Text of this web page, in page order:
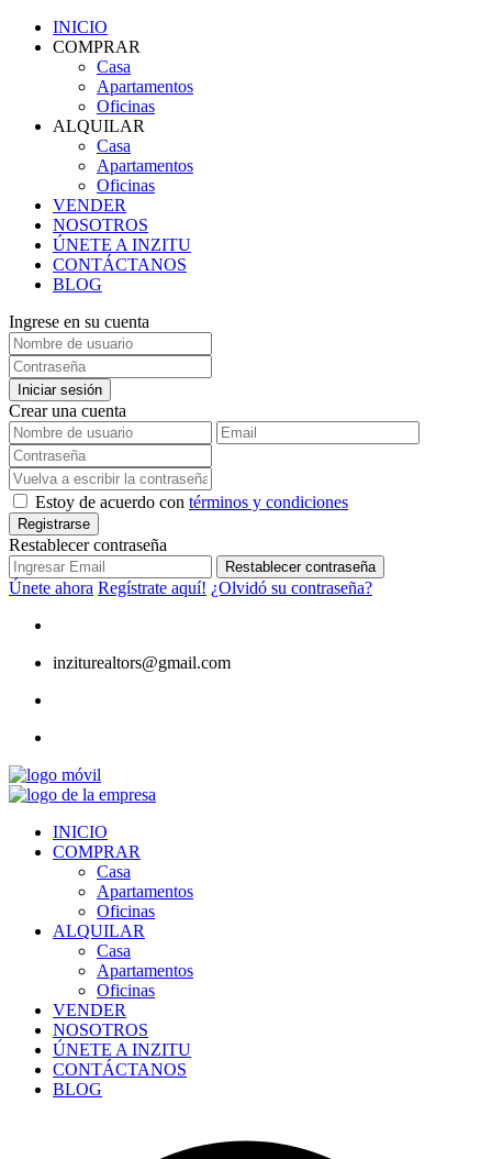
INICIO
COMPRAR
Casa
Apartamentos
Oficinas
ALQUILAR
Casa
Apartamentos
Oficinas
VENDER
NOSOTROS
ÚNETE A INZITU
CONTÁCTANOS
BLOG
Ingrese en su cuenta
Iniciar sesión
Crear una cuenta
Estoy de acuerdo con términos y condiciones
Registrarse
Restablecer contraseña
Restablecer contraseña
Únete ahora Regístrate aquí! ¿Olvidó su contraseña?
inziturealtors@gmail.com
INICIO
COMPRAR
Casa
Apartamentos
Oficinas
ALQUILAR
Casa
Apartamentos
Oficinas
VENDER
NOSOTROS
ÚNETE A INZITU
CONTÁCTANOS
BLOG